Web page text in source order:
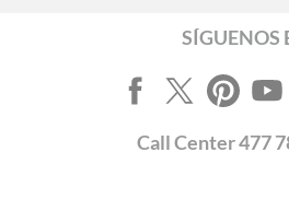
SÍGUENOS
CallCenter477